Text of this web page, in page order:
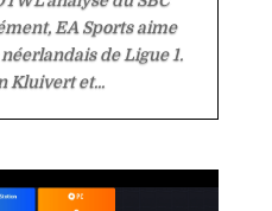
EA Sports aime
de Ligue 1.
Kluivert et...